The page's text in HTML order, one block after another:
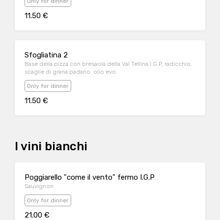
11.50 €
Sfogliatina 2
Base della pizza con bresaola della Val Tellina I.G.P, radicchio,
scaglie di grana padano, olio evo
Only for dinner
11.50 €
I vini bianchi
Poggiarello "come il vento" fermo I.G.P
Sauvignon
Only for dinner
21.00 €